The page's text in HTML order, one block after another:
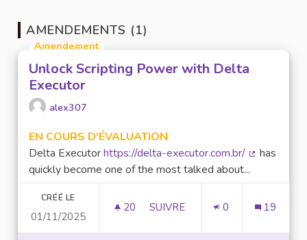
AMENDEMENTS (1)
Amendement
Unlock Scripting Power with Delta
Executor
alex307
EN COURS D'ÉVALUATION
Delta Executorhttps://delta-executor.com.br/
has
quickly become one of the most talked about...
CRÉÉ LE
01/11/2025
20 20 ABONNÉS
SUIVRE 0 19